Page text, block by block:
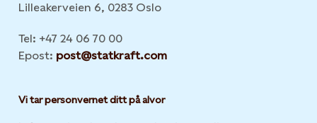
Lilleakerveien 6, 0283 Oslo
Tel: +47 24 06 70 00
Epost: post@statkraft.com
Vi tar personvernet ditt på alvor